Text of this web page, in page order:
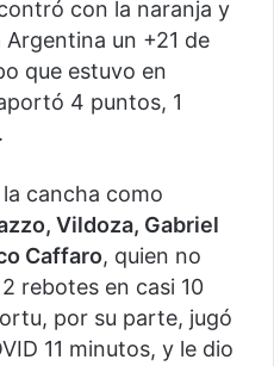
con la naranja y
un +21 de
que estuvo en
4 puntos, 1
cancha como
Vildoza, Gabriel
Caffaro, quien no
rebotes en casi 10
por su parte, jugó
11 minutos, y le dio